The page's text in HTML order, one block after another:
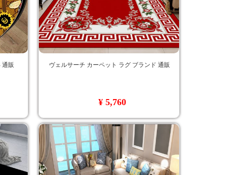
通販 ヴェルサーチ カーペット ラグ ブランド 通販
¥ 5,760